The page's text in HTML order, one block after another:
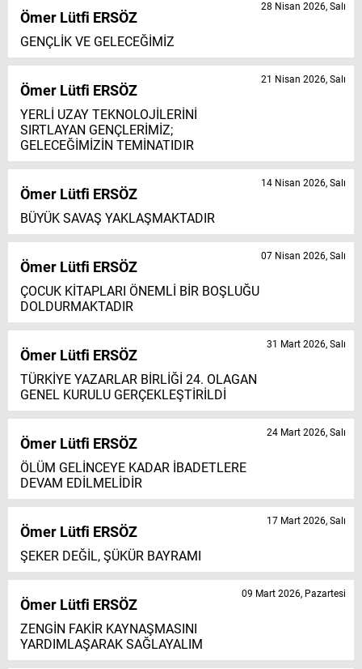
Ömer Lütfi ERSÖZ
GENÇLİK VE GELECEĞİMİZ
28 Nisan 2026, Salı
Ömer Lütfi ERSÖZ
YERLİ UZAY TEKNOLOJİLERİNİ
SIRTLAYAN GENÇLERİMİZ;
GELECEĞİMİZİN TEMİNATIDIR
21 Nisan 2026, Salı
Ömer Lütfi ERSÖZ
BÜYÜK SAVAŞ YAKLAŞMAKTADIR
14 Nisan 2026, Salı
Ömer Lütfi ERSÖZ
ÇOCUK KİTAPLARI ÖNEMLİ BİR BOŞLUĞU
DOLDURMAKTADIR
07 Nisan 2026, Salı
Ömer Lütfi ERSÖZ
TÜRKİYE YAZARLAR BİRLİĞİ 24. OLAGAN
GENEL KURULU GERÇEKLEŞTİRİLDİ
31 Mart 2026, Salı
Ömer Lütfi ERSÖZ
ÖLÜM GELİNCEYE KADAR İBADETLERE
DEVAM EDİLMELİDİR
24 Mart 2026, Salı
Ömer Lütfi ERSÖZ
ŞEKER DEĞİL, ŞÜKÜR BAYRAMI
17 Mart 2026, Salı
Ömer Lütfi ERSÖZ
ZENGİN FAKİR KAYNAŞMASINI
YARDIMLAŞARAK SAĞLAYALIM
09 Mart 2026, Pazartesi